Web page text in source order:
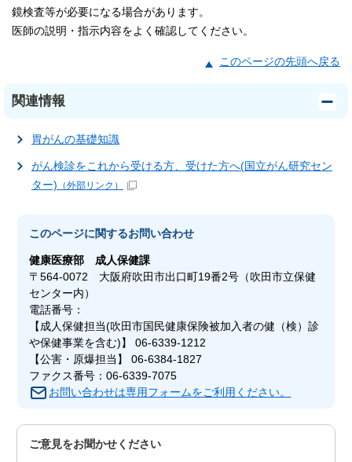
鏡検査等が必要になる場合があります。
医師の説明・指示内容をよく確認してください。
このページの先頭へ戻る
関連情報
胃がんの基礎知識
がん検診をこれから受ける方、受けた方へ(国立がん研究セン
ター) （外部リンク）
このページに関するお問い合わせ
健康医療部成人保健課
〒564-0072 大阪府吹田市出口町19番2号（吹田市立保健
センター内）
電話番号：
【成人保健担当(吹田市国民健康保険被加入者の健（検）診
や保健事業を含む)】 06-6339-1212
【公害・原爆担当】 06-6384-1827
ファクス番号：06-6339-7075
お問い合わせは専用フォームをご利用ください。
ご意見をお聞かせください